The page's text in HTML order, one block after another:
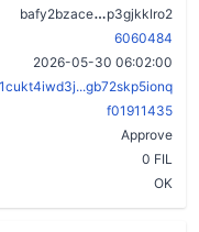
bafy2bzace
p3gjkklro2
6060484
2026-05-30 06:02:00
f01911435
Approve
0 FIL
OK